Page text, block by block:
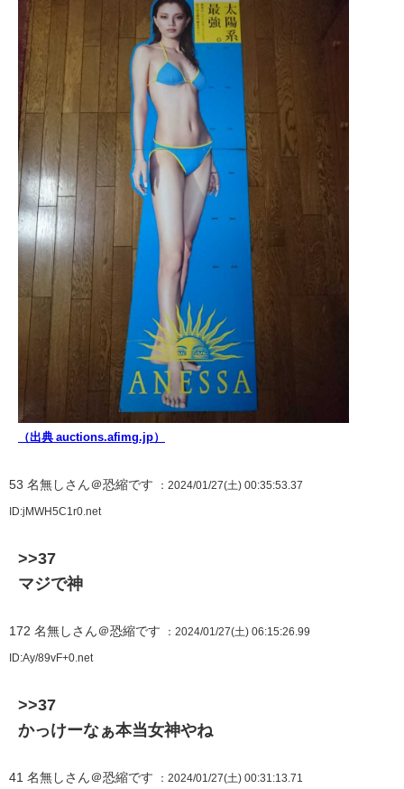
（出典 auctions.afimg.jp）
53 名無しさん＠恐縮です ：2024/01/27(土) 00:35:53.37
ID:jMWH5C1r0.net
>>37
マジで神
172 名無しさん＠恐縮です ：2024/01/27(土) 06:15:26.99
ID:Ay/89vF+0.net
>>37
かっけーなぁ本当女神やね
41 名無しさん＠恐縮です ：2024/01/27(土) 00:31:13.71